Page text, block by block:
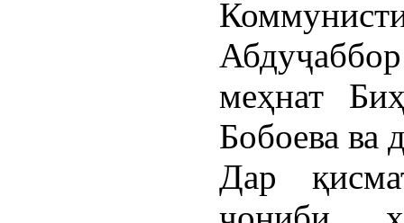
меҳнат
Бобоева ва
Дар